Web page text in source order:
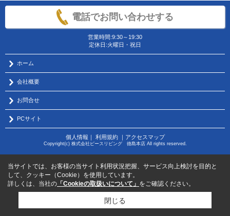
電話でお問い合わせする
営業時間:9:30～19:30
定休日:火曜日・祝日
ホーム
会社概要
お問合せ
PCサイト
個人情報 ｜ 利用規約｜ アクセスマップ
Copyright(c) 株式会社ピースリビング 徳島本店 All rights reserved.
当サイトでは、お客様の当サイト利用状況把握、サービス向上検討を目的と
して、クッキー（Cookie）を使用しています。
詳しくは、当社の 「Cookieの取扱いについて」 をご確認ください。
閉じる